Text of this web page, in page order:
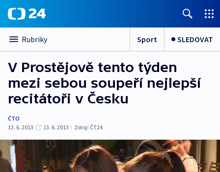
Rubriky Sport SLEDOVAT
V Prostějově tento týden
mezi sebou soupeří nejlepší
recitátoři v Česku
ČTO
13. 6. 2013
13. 6. 2013 | Zdroj: ČT24